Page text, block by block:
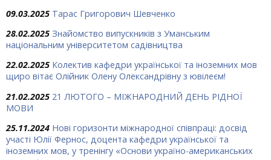
09.03.2025 Тарас Григорович Шевченко
28.02.2025 Знайомство випускників з Уманським
національним університетом садівництва
22.02.2025 Колектив кафедри української та іноземних мов
щиро вітає Олійник Олену Олександрівну з ювілеєм!
21.02.2025 21 ЛЮТОГО – МІЖНАРОДНИЙ ДЕНЬ РІДНОЇ
МОВИ
25.11.2024 Нові горизонти міжнародної співпраці: досвід
участі Юлії Фернос, доцента кафедри української та
іноземних мов, у тренінгу «Основи україно-американських